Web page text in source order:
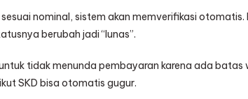
nominal, sistem akan memverifikasi
berubah jadi “lunas”.
tidak menunda pembayaran karena ada
SKD bisa otomatis gugur.